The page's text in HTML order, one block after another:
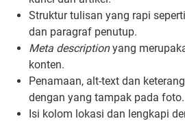
Struktur tulisan yang rapi
dan paragraf penutup.
Meta descriptionyang
konten.
Penamaan, alt-text dan
dengan yang tampak pada foto.
Isi kolom lokasi dan lengkapi